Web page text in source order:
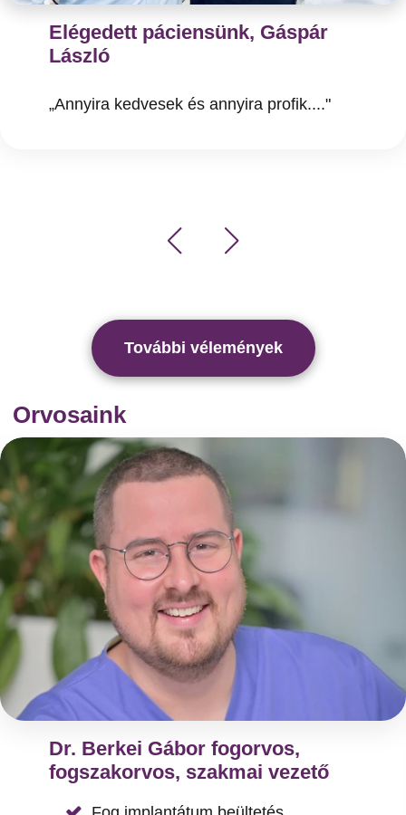
Elégedett páciensünk, Gáspár
László
„Annyira kedvesek és annyira profik...."
További vélemények
Orvosaink
Dr. Berkei Gábor fogorvos,
fogszakorvos, szakmai vezető